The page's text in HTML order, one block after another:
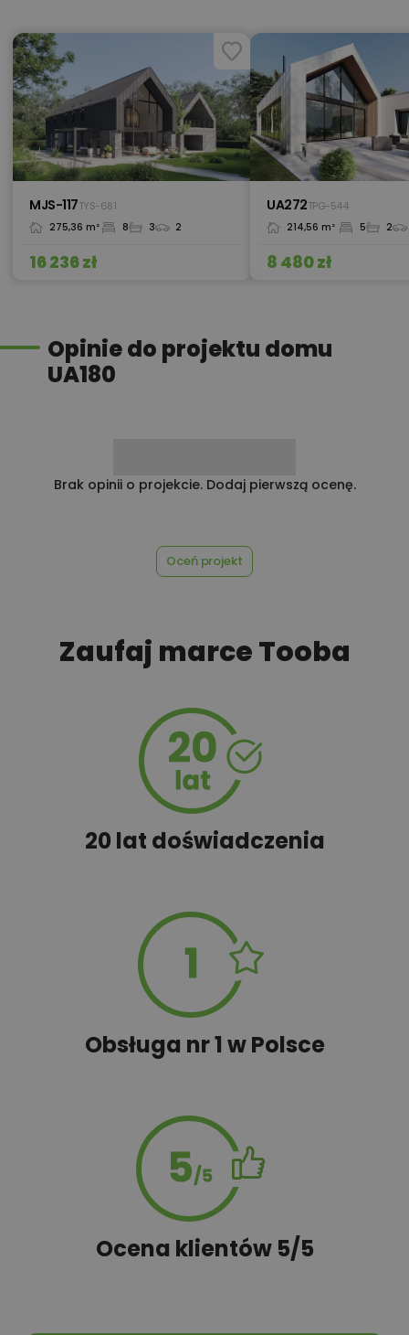
MJS-117TYS-681
275,36 m² 8 3 2
16 236 zł
UA272TPG-544
214,56 m² 5 2
8 480 zł
Opinie do projektu domu
UA180
Brak opinii o projekcie. Dodaj pierwszą ocenę.
Oceń projekt
Zaufaj marce Tooba
20 lat doświadczenia
Obsługa nr 1 w Polsce
Ocena klientów 5/5